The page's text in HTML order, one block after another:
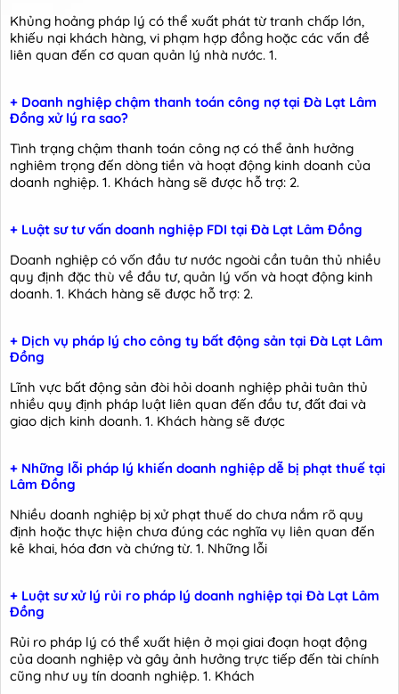
Khủng hoảng pháp lý có thể xuất phát từ tranh chấp lớn,
khiếu nại khách hàng, vi phạm hợp đồng hoặc các vấn đề
liên quan đến cơ quan quản lý nhà nước. 1.
+ Doanh nghiệp chậm thanh toán công nợ tại Đà Lạt Lâm
Đồng xử lý ra sao?
Tình trạng chậm thanh toán công nợ có thể ảnh hưởng
nghiêm trọng đến dòng tiền và hoạt động kinh doanh của
doanh nghiệp. 1. Khách hàng sẽ được hỗ trợ: 2.
+ Luật sư tư vấn doanh nghiệp FDI tại Đà Lạt Lâm Đồng
Doanh nghiệp có vốn đầu tư nước ngoài cần tuân thủ nhiều
quy định đặc thù về đầu tư, quản lý vốn và hoạt động kinh
doanh. 1. Khách hàng sẽ được hỗ trợ: 2.
+ Dịch vụ pháp lý cho công ty bất động sản tại Đà Lạt Lâm
Đồng
Lĩnh vực bất động sản đòi hỏi doanh nghiệp phải tuân thủ
nhiều quy định pháp luật liên quan đến đầu tư, đất đai và
giao dịch kinh doanh. 1. Khách hàng sẽ được
+ Những lỗi pháp lý khiến doanh nghiệp dễ bị phạt thuế tại
Lâm Đồng
Nhiều doanh nghiệp bị xử phạt thuế do chưa nắm rõ quy
định hoặc thực hiện chưa đúng các nghĩa vụ liên quan đến
kê khai, hóa đơn và chứng từ. 1. Những lỗi
+ Luật sư xử lý rủi ro pháp lý doanh nghiệp tại Đà Lạt Lâm
Đồng
Rủi ro pháp lý có thể xuất hiện ở mọi giai đoạn hoạt động
của doanh nghiệp và gây ảnh hưởng trực tiếp đến tài chính
cũng như uy tín doanh nghiệp. 1. Khách